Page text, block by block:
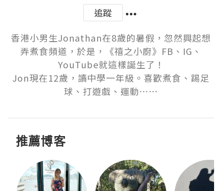
追蹤
香港小男生Jonathan在8歲的暑假，忽然興起想
弄煮食頻道，於是，《禧之小廚》FB、IG、
YouTube就這樣誕生了！
Jon現在12歲，讀中學一年級。喜歡煮食、踢足
球、打遊戲、運動⋯⋯
推薦博客